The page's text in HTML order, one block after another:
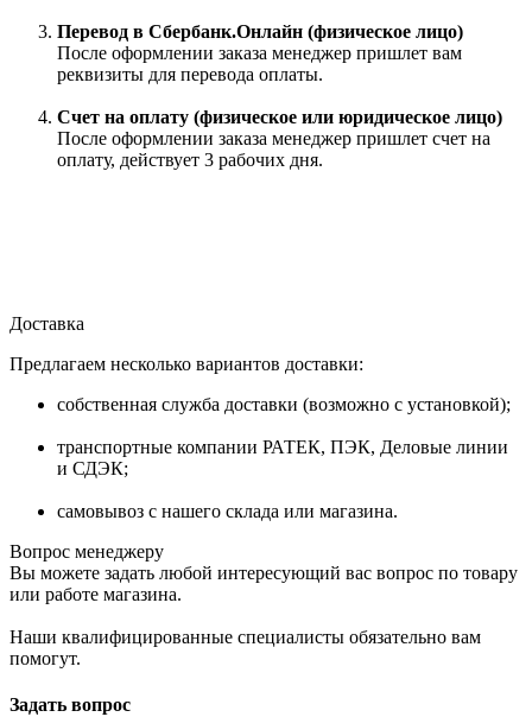
Перевод в Сбербанк.Онлайн (физическое лицо)
После оформлении заказа менеджер пришлет вам
реквизиты для перевода оплаты.
Счет на оплату (физическое или юридическое лицо)
После оформлении заказа менеджер пришлет счет на
оплату, действует 3 рабочих дня.
Доставка
Предлагаем несколько вариантов доставки:
собственная служба доставки (возможно с установкой);
транспортные компании РАТЕК, ПЭК, Деловые линии
и СДЭК;
самовывоз с нашего склада или магазина.
Вопрос менеджеру
Вы можете задать любой интересующий вас вопрос по товару
или работе магазина.
Наши квалифицированные специалисты обязательно вам
помогут.
Задать вопрос